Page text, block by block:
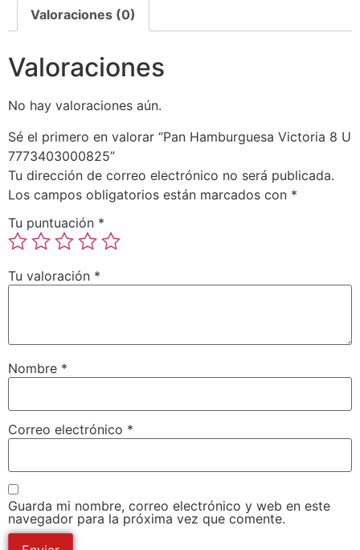
Valoraciones (0)
Valoraciones
No hay valoraciones aún.
Sé el primero en valorar “Pan Hamburguesa Victoria 8 U
7773403000825”
Tu dirección de correo electrónico no será publicada.
Los campos obligatorios están marcados con *
Tu puntuación *
Tu valoración *
Nombre *
Correo electrónico *
Guarda mi nombre, correo electrónico y web en este
navegador para la próxima vez que comente.